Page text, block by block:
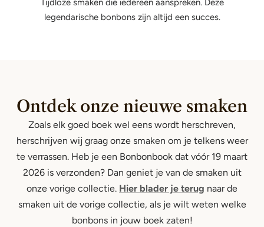
Tijdloze smaken die iedereen aanspreken. Deze
legendarische bonbons zijn altijd een succes.
Ontdek onze nieuwe smaken
Zoals elk goed boek wel eens wordt herschreven,
herschrijven wij graag onze smaken om je telkens weer
te verrassen. Heb je een Bonbonbook dat vóór 19 maart
2026 is verzonden? Dan geniet je van de smaken uit
onze vorige collectie. Hier blader je terug naar de
smaken uit de vorige collectie, als je wilt weten welke
bonbons in jouw boek zaten!